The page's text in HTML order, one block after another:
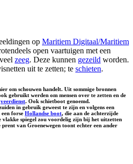
op Maritiem Digitaal/Maritiem
open vaartuigen met een
zeeg. Deze kunnen gezeild worden.
uit te zetten; te schieten.
om schouwen handelt. Uit sommige bronnen
gebruikt werden om mensen over te zetten en de
veerdienst. Ook schietboot genoemd.
in gebruik geweest te zijn en volgens een
forse Hollandse boot, die aan de achterzijde
vlakke spiegel zou voordelig zijn bij het uitzetten
van Groenewegen toont echter een ander